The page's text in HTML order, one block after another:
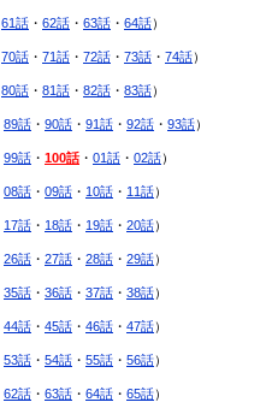
61話 ・ 62話 ・ 63話 ・ 64話）
70話 ・ 71話 ・ 72話 ・ 73話 ・ 74話）
80話 ・ 81話 ・ 82話 ・ 83話）
89話 ・ 90話 ・ 91話 ・ 92話 ・ 93話）
99話 ・ 100話 ・ 01話 ・ 02話）
08話 ・ 09話 ・ 10話 ・ 11話）
17話 ・ 18話 ・ 19話 ・ 20話）
26話 ・ 27話 ・ 28話 ・ 29話）
35話 ・ 36話 ・ 37話 ・ 38話）
44話 ・ 45話 ・ 46話 ・ 47話）
53話 ・ 54話 ・ 55話 ・ 56話）
62話 ・ 63話 ・ 64話 ・ 65話）